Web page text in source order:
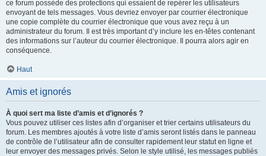
ce forum possède des protections qui essaient de repérer les utilisateurs
envoyant de tels messages. Vous devriez envoyer par courrier électronique
une copie complète du courrier électronique que vous avez reçu à un
administrateur du forum. Il est très important d’y inclure les en-têtes contenant
des informations sur l’auteur du courrier électronique. Il pourra alors agir en
conséquence.
Haut
Amis et ignorés
À quoi sert ma liste d’amis et d’ignorés ?
Vous pouvez utiliser ces listes afin d’organiser et trier certains utilisateurs du
forum. Les membres ajoutés à votre liste d’amis seront listés dans le panneau
de contrôle de l’utilisateur afin de consulter rapidement leur statut en ligne et
leur envoyer des messages privés. Selon le style utilisé, les messages publiés